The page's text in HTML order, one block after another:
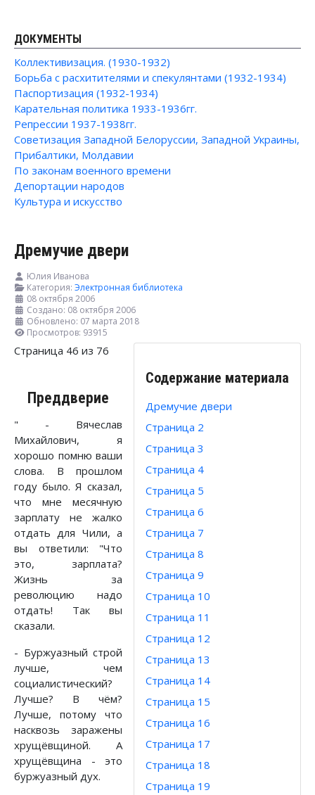
ДОКУМЕНТЫ
Коллективизация. (1930-1932)
Борьба с расхитителями и спекулянтами (1932-1934)
Паспортизация (1932-1934)
Карательная политика 1933-1936гг.
Репрессии 1937-1938гг.
Советизация Западной Белоруссии, Западной Украины,
Прибалтики, Молдавии
По законам военного времени
Депортации народов
Культура и искусство
Дремучие двери
Юлия Иванова
Категория: Электронная библиотека
08 октября 2006
Создано: 08 октября 2006
Обновлено: 07 марта 2018
Просмотров: 93915
Содержание материала
Дремучие двери
Страница 2
Страница 3
Страница 4
Страница 5
Страница 6
Страница 7
Страница 8
Страница 9
Страница 10
Страница 11
Страница 12
Страница 13
Страница 14
Страница 15
Страница 16
Страница 17
Страница 18
Страница 19
Страница 46 из 76
Преддверие
" - Вячеслав
Михайлович, я
хорошо помню ваши
слова. В прошлом
году было. Я сказал,
что мне месячную
зарплату не жалко
отдать для Чили, а
вы ответили: "Что
это, зарплата?
Жизнь за
революцию надо
отдать! Так вы
сказали.
- Буржуазный строй
лучше, чем
социалистический?
Лучше? В чём?
Лучше, потому что
насквозь заражены
хрущёвщиной. А
хрущёвщина - это
буржуазный дух.